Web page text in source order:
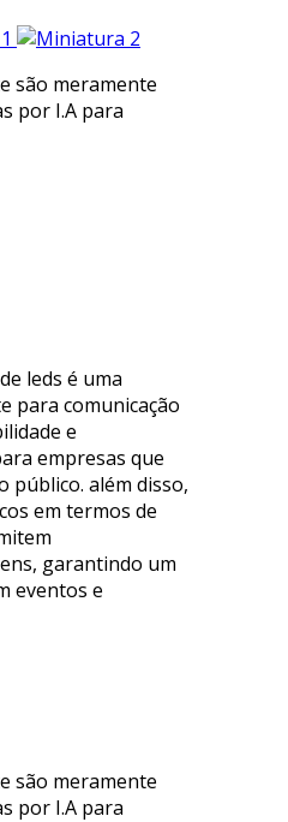
são meramente
por I.A para
leds é uma
para comunicação
e
empresas que
público. além disso,
em termos de
garantindo um
eventos e
são meramente
por I.A para